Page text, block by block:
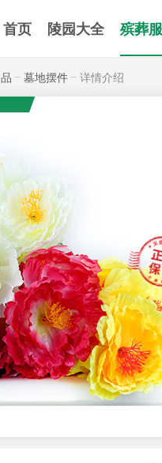
首页 陵园大全 殡葬
墓地摆件 详情介绍